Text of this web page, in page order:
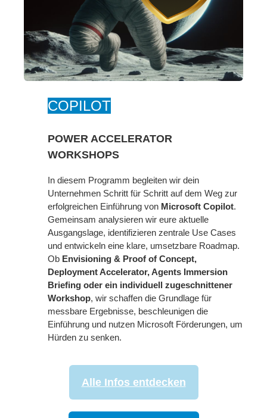
COPILOT
POWER ACCELERATOR
WORKSHOPS
In diesem Programm begleiten wir dein
Unternehmen Schritt für Schritt auf dem Weg zur
erfolgreichen Einführung von Microsoft Copilot.
Gemeinsam analysieren wir eure aktuelle
Ausgangslage, identifizieren zentrale Use Cases
und entwickeln eine klare, umsetzbare Roadmap.
Ob Envisioning & Proof of Concept,
Deployment Accelerator, Agents Immersion
Briefing oder ein individuell zugeschnittener
Workshop, wir schaffen die Grundlage für
messbare Ergebnisse, beschleunigen die
Einführung und nutzen Microsoft Förderungen, um
Hürden zu senken.
Alle Infos entdecken